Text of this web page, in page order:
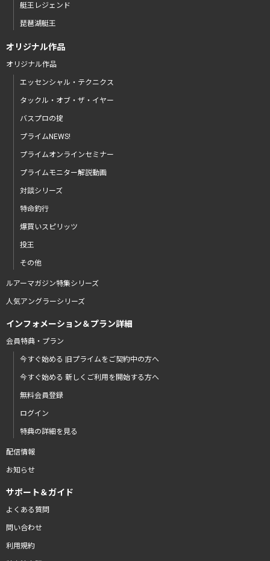
艇王レジェンド
琵琶湖艇王
オリジナル作品
オリジナル作品
エッセンシャル・テクニクス
タックル・オブ・ザ・イヤー
バスプロの掟
プライムNEWS!
プライムオンラインセミナー
プライムモニター解説動画
対談シリーズ
特命釣行
爆買いスピリッツ
投王
その他
ルアーマガジン特集シリーズ
人気アングラーシリーズ
インフォメーション＆プラン詳細
会員特典・プラン
今すぐ始める 旧プライムをご契約中の方へ
今すぐ始める 新しくご利用を開始する方へ
無料会員登録
ログイン
特典の詳細を見る
配信情報
お知らせ
サポート＆ガイド
よくある質問
問い合わせ
利用規約